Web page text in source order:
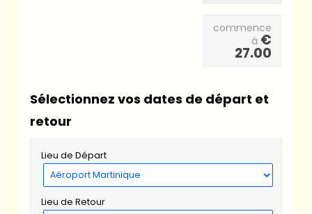
commence
à €
27.00
Sélectionnez vos dates de départ et
retour
Lieu de Départ
Lieu de Retour